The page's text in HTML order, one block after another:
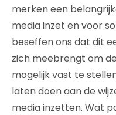
merken een
media inzet en voor
beseffen ons dat dit
zich meebrengt om
mogelijk vast te
laten doen aan de
media inzetten. Wat